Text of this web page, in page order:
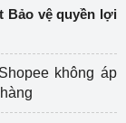
Bảo vệ quyền lợi
không áp